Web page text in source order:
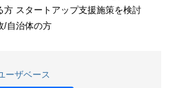
方 スタートアップ支援施策を検討
/自治体の方
ーザベース